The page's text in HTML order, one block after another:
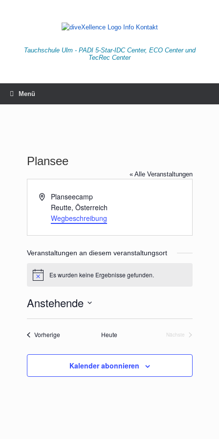
Tauchschule Ulm - PADI 5-Star-IDC Center, ECO Center und
TecRec Center
Menü
Plansee
« Alle Veranstaltungen
AdressePlanseecamp
Reutte, Österreich
Wegbeschreibung
Veranstaltungen an diesem veranstaltungsort
HinweisEs wurden keine Ergebnisse gefunden.
Anstehende
VorherigeVeranstaltungenHeute
Nächste
Kalender abonnieren